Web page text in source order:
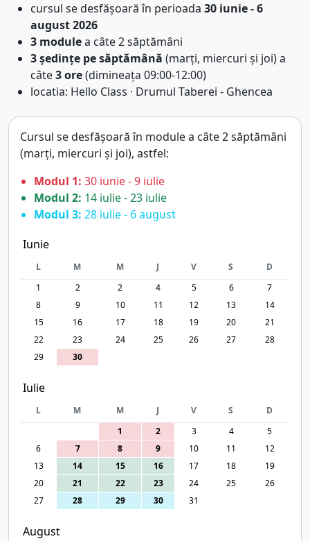
cursul se desfășoară în perioada 30 iunie - 6
august 2026
3 modulea câte 2 săptămâni
3 ședințe pe săptămână (marți, miercuri și joi) a
câte3 ore(dimineața 09:00-12:00)
locatia: Hello Class · Drumul Taberei - Ghencea
Cursul se desfășoară în module a câte 2 săptămâni
(marți, miercuri și joi), astfel:
Modul 1: 30 iunie - 9 iulie
Modul 2: 14 iulie - 23 iulie
Modul 3: 28 iulie - 6 august
Iunie
L M M J V S
D
1
2 2 4 5 6
7
8
9 10 11 12 13
14
15
16 17 18 19 20
21
22
23 24 25 26 27
28
29
30
Iulie
L M M J V S
D
1
2 3 4
5
6
7 8 9 10 11
12
13
14 15 16 17 18
19
20
21 22 23 24 25
26
27
28 29 30 31
August